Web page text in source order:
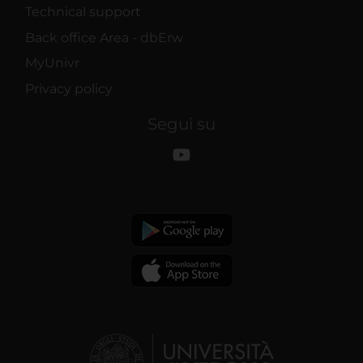
Technical support
Back office Area - dbErw
MyUnivr
Privacy policy
Segui su